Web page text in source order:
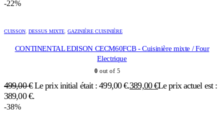
-22%
CUISSON, DESSUS MIXTE, GAZINIÈRE CUISINIÈRE
CONTINENTAL EDISON CECM60FCB - Cuisinière mixte / Four
Electrique
0 out of 5
499,00€ Le prix initial était : 499,00 €.389,00€Le prix actuel est :
389,00 €.
-38%